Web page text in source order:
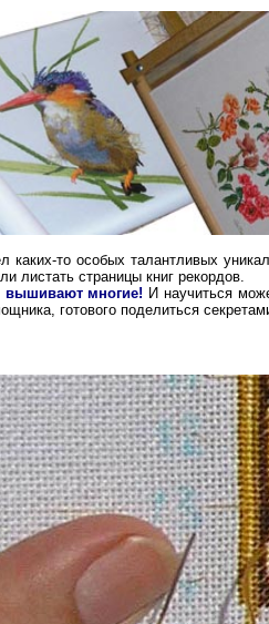
каких-то особых талантливых
листать страницы книг рекордов.
многие! И научиться
готового поделиться